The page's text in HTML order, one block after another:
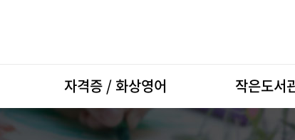
자격증 / 화상영어
자격증 / 화상영어 개요
작은도서
소개